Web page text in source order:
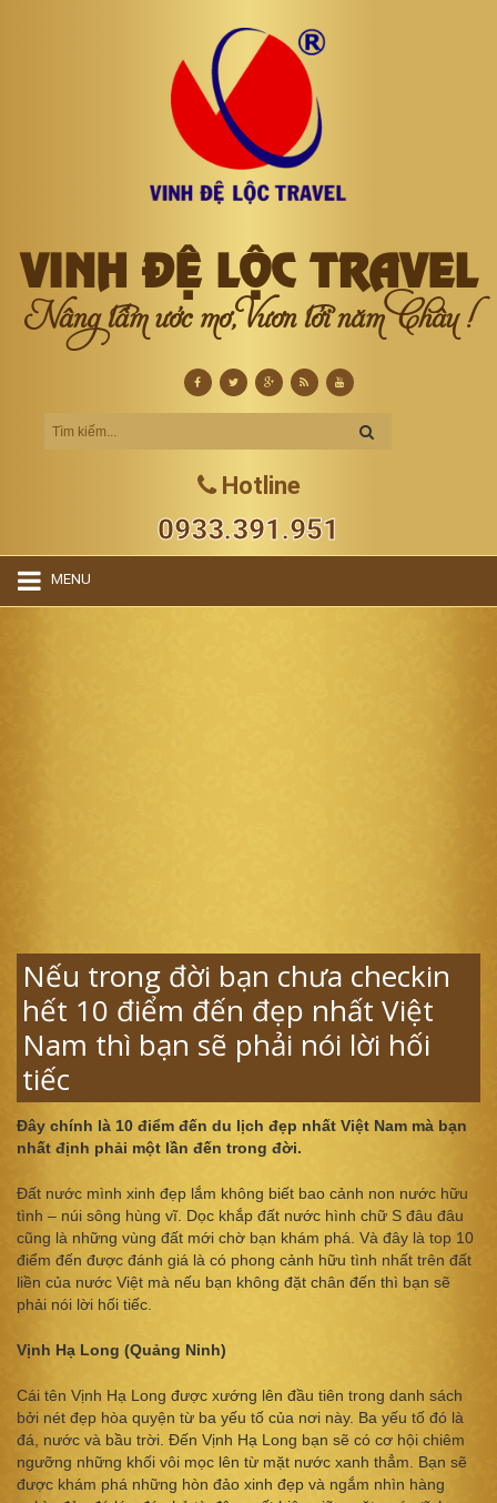
VINH ĐỆ LỘC TRAVEL
Nâng tầm ước mơ, Vươn tới năm Châu !
Hotline
0933.391.951
MENU
Nếu trong đời bạn chưa checkin
hết 10 điểm đến đẹp nhất Việt
Nam thì bạn sẽ phải nói lời hối
tiếc
Đây chính là 10 điểm đến du lịch đẹp nhất Việt Nam mà bạn
nhất định phải một lần đến trong đời.
Đất nước mình xinh đẹp lắm không biết bao cảnh non nước hữu
tình – núi sông hùng vĩ. Dọc khắp đất nước hình chữ S đâu đâu
cũng là những vùng đất mới chờ bạn khám phá. Và đây là top 10
điểm đến được đánh giá là có phong cảnh hữu tình nhất trên đất
liền của nước Việt mà nếu bạn không đặt chân đến thì bạn sẽ
phải nói lời hối tiếc.
Vịnh Hạ Long (Quảng Ninh)
Cái tên Vịnh Hạ Long được xướng lên đầu tiên trong danh sách
bởi nét đẹp hòa quyện từ ba yếu tố của nơi này. Ba yếu tố đó là
đá, nước và bầu trời. Đến Vịnh Hạ Long bạn sẽ có cơ hội chiêm
ngưỡng những khối vôi mọc lên từ mặt nước xanh thẳm. Bạn sẽ
được khám phá những hòn đảo xinh đẹp và ngắm nhìn hàng